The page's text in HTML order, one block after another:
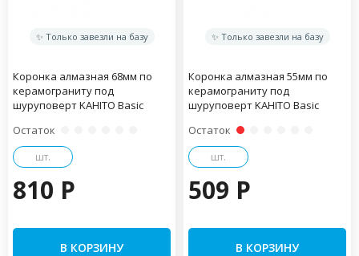
✨ Только завезли на базу
Коронка алмазная 68мм по
керамограниту под
шуруповерт KAHITO Basic
Остаток
шт.
810 P
В КОРЗИНУ
✨ Только завезли на базу
Коронка алмазная 55мм по
керамограниту под
шуруповерт KAHITO Basic
Остаток
шт.
509 P
В КОРЗИНУ